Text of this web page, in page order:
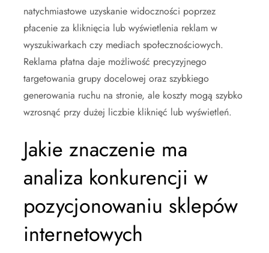
natychmiastowe uzyskanie widoczności poprzez
płacenie za kliknięcia lub wyświetlenia reklam w
wyszukiwarkach czy mediach społecznościowych.
Reklama płatna daje możliwość precyzyjnego
targetowania grupy docelowej oraz szybkiego
generowania ruchu na stronie, ale koszty mogą szybko
wzrosnąć przy dużej liczbie kliknięć lub wyświetleń.
Jakie znaczenie ma
analiza konkurencji w
pozycjonowaniu sklepów
internetowych